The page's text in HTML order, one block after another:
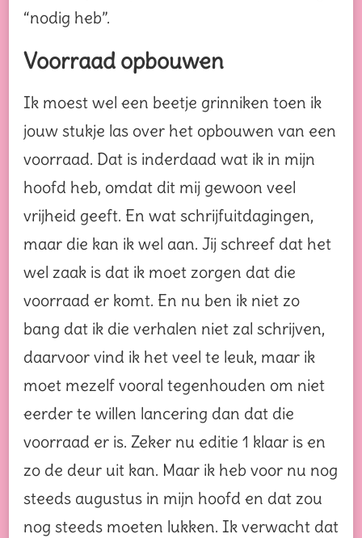
“nodig heb”.
Voorraad opbouwen
Ik moest wel een beetje grinniken toen ik
jouw stukje las over het opbouwen van een
voorraad. Dat is inderdaad wat ik in mijn
hoofd heb, omdat dit mij gewoon veel
vrijheid geeft. En wat schrijfuitdagingen,
maar die kan ik wel aan. Jij schreef dat het
wel zaak is dat ik moet zorgen dat die
voorraad er komt. En nu ben ik niet zo
bang dat ik die verhalen niet zal schrijven,
daarvoor vind ik het veel te leuk, maar ik
moet mezelf vooral tegenhouden om niet
eerder te willen lancering dan dat die
voorraad er is. Zeker nu editie 1 klaar is en
zo de deur uit kan. Maar ik heb voor nu nog
steeds augustus in mijn hoofd en dat zou
nog steeds moeten lukken. Ik verwacht dat